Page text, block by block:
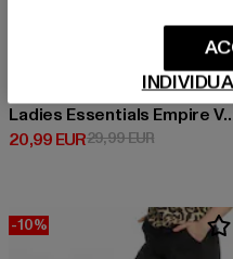
URBAN CLASSICS
Ladies
20,99 EUR
Derzeitiger Preis: 20,99 EUR
29,99 EUR
-10%